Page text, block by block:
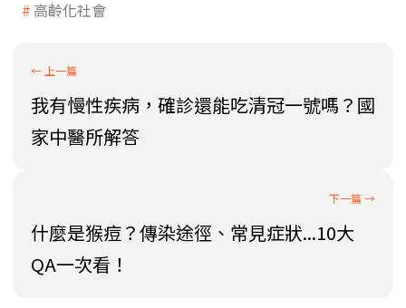
高齡化社會
我有慢性疾病，確診還能吃清冠一號嗎？國
家中醫所解答
什麼是猴痘？傳染途徑、常見症狀...10大
QA一次看！